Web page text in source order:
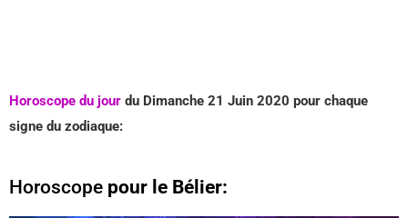
Horoscope du jour du Dimanche 21 Juin 2020 pour chaque
signe du zodiaque:
Horoscope pour le Bélier: